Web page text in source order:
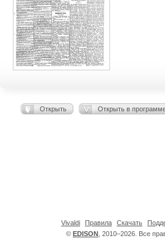
Открыть Открыть в
© EDISON , 2010–2026. Все
Vivaldi Правила Скачать